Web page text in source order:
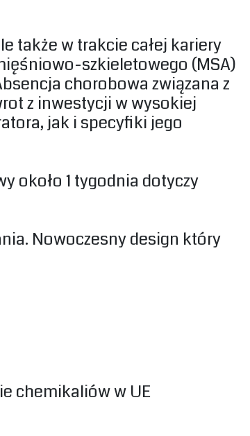
także w trakcie całej kariery
szkieletowego (MSA)
chorobowa związana z
z inwestycji w wysokiej
jak i specyfiki jego
około 1 tygodnia dotyczy
Nowoczesny design który
chemikaliów w UE‎